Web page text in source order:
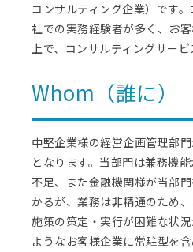
コンサルティング企業）です
社での実務経験者が多く、お
上で、コンサルティングサービ
Whom（誰に）
中堅企業様の経営企画管理部
となります。当部門は兼務機
不足、また金融機関様が当部
かるが、業務は非精通のため
施策の策定・実行が困難な状
ようなお客様企業に常駐型を